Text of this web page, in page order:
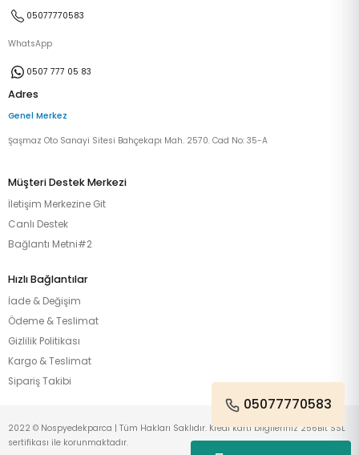
05077770583
WhatsApp
0507 777 05 83
Adres
Genel Merkez
Şaşmaz Oto Sanayi Sitesi Bahçekapı Mah. 2570. Cad No: 35-A
Müşteri Destek Merkezi
İletişim Merkezine Git
Canlı Destek
Bağlantı Metni#2
Hızlı Bağlantılar
İade & Değişim
Ödeme & Teslimat
Gizlilik Politikası
Kargo & Teslimat
Sipariş Takibi
05077770583
2022 © Nospyedekparca | Tüm Hakları Saklıdır. Kredi kartı bilgileriniz 256Bit SSL
sertifikası ile korunmaktadır.